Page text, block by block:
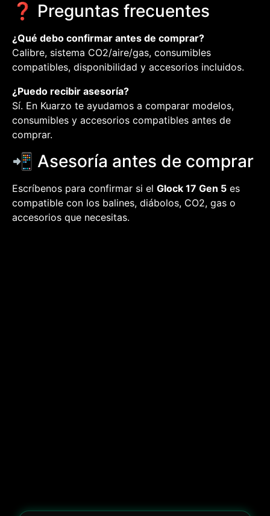
❓ Preguntas frecuentes
¿Qué debo confirmar antes de comprar?
Calibre, sistema CO2/aire/gas, consumibles
compatibles, disponibilidad y accesorios incluidos.
¿Puedo recibir asesoría?
Sí. En Kuarzo te ayudamos a comparar modelos,
consumibles y accesorios compatibles antes de
comprar.
📲 Asesoría antes de comprar
Escríbenos para confirmar si el Glock 17 Gen 5 es
compatible con los balines, diábolos, CO2, gas o
accesorios que necesitas.